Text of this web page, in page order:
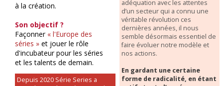
à la création.
Son objectif ?
Façonner « l'Europe des
séries » et jouer le rôle
d'incubateur pour les séries
et les talents de demain.
Depuis 2020 Série Series a
adéquation avec les attentes
d’un secteur qui a connu une
véritable révolution ces
dernières années, il nous
semble désormais essentiel de
faire évoluer notre modèle et
nos actions.
En gardant une certaine
forme de radicalité, en étant